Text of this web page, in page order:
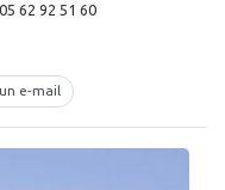
05 62 92 51 60
e-mail